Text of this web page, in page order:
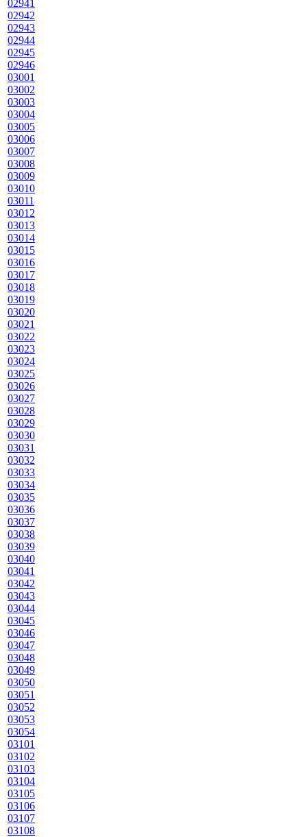
02941
02942
02943
02944
02945
02946
03001
03002
03003
03004
03005
03006
03007
03008
03009
03010
03011
03012
03013
03014
03015
03016
03017
03018
03019
03020
03021
03022
03023
03024
03025
03026
03027
03028
03029
03030
03031
03032
03033
03034
03035
03036
03037
03038
03039
03040
03041
03042
03043
03044
03045
03046
03047
03048
03049
03050
03051
03052
03053
03054
03101
03102
03103
03104
03105
03106
03107
03108